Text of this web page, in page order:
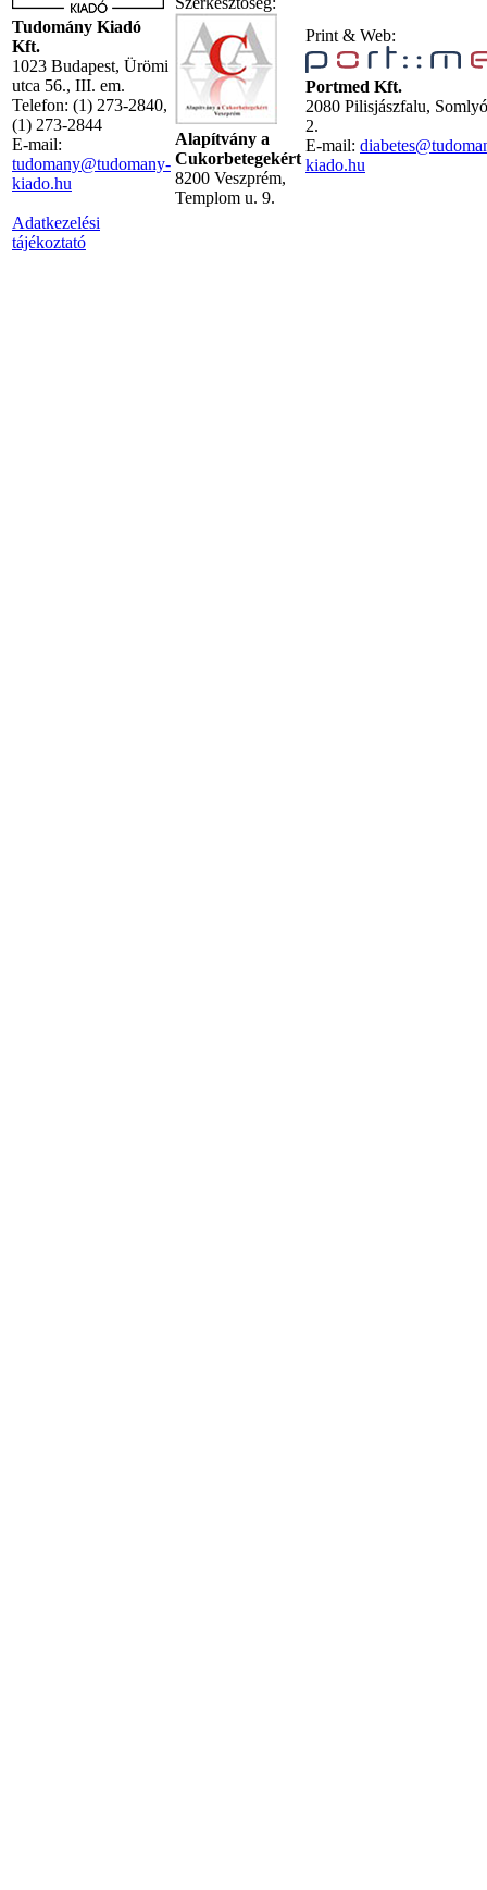
Tudomány Kiadó
Kft.
1023 Budapest, Ürömi
utca 56., III. em.
Telefon: (1) 273-2840,
(1) 273-2844
E-mail:
tudomany@tudomany-
kiado.hu
Adatkezelési
tájékoztató
Alapítvány a
Cukorbetegekért
8200 Veszprém,
Templom u. 9.
Print & Web:
Portmed Kft.
2080 Pilisjászfalu,
2.
E-mail:
kiado.hu